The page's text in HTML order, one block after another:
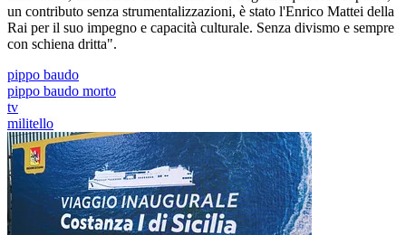
un contributo senza strumentalizzazioni, è stato l'Enrico Mattei della
Rai per il suo impegno e capacità culturale. Senza divismo e sempre
con schiena dritta".
pippo baudo
pippo baudo morto
tv
militello